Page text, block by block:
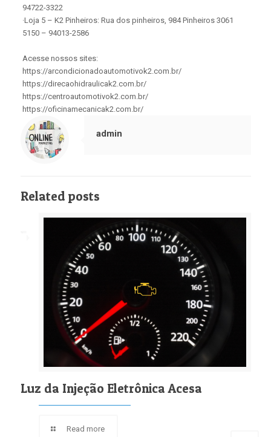
94722-3322
·Loja 5 – K2 Pinheiros: Rua dos pinheiros, 984 Pinheiros 3061
5150 – 94013-2586
Acesse nossos sites:
https://arcondicionadoautomotivok2.com.br/
https://direcaohidraulicak2.com.br/
https://centroautomotivok2.com.br/
https://oficinamecanicak2.com.br/
admin
Related posts
Luz da Injeção Eletrônica Acesa
Read more